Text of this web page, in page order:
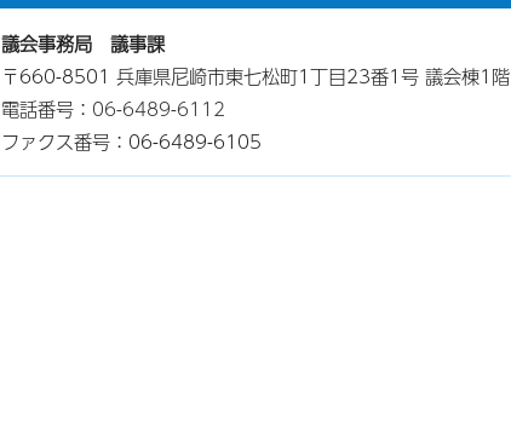
議会事務局 議事課
〒660-8501 兵庫県尼崎市東七松町1丁目23番1号 議会棟1階
電話番号： 06-6489-6112
ファクス番号：06-6489-6105